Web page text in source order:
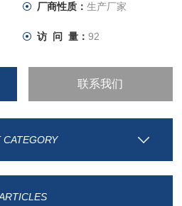
厂商性质： 生产厂家
访 问 量： 92
联系我们